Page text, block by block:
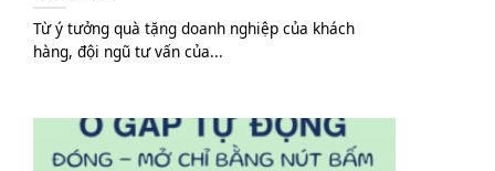
Từ ý tưởng quà tặng doanh nghiệp của khách
hàng, đội ngũ tư vấn của...